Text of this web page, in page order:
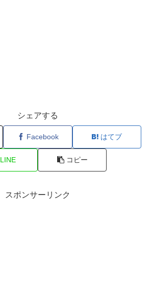
シェアする
Facebook はてブ
LINE コピー
スポンサーリンク